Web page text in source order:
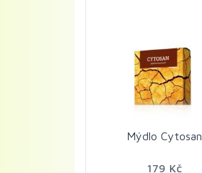
Mýdlo Cytosan
179 Kč